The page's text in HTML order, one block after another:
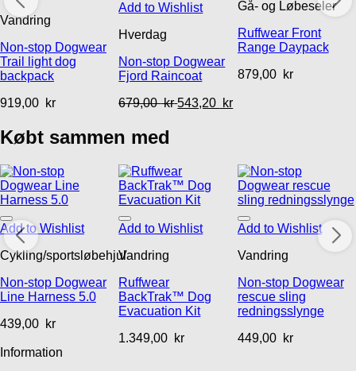
Vandring
Non-stop Dogwear
Trail light dog
backpack
919,00 kr
Add to Wishlist
Hverdag
Non-stop Dogwear
Fjord Raincoat
679,00kr 543,20 kr
Gå- og Løbeseler
Ruffwear Front
Range Daypack
879,00 kr
Købt sammen med
Add to Wishlist
Cykling/sportsløbehjul
Non-stop Dogwear
Line Harness 5.0
439,00 kr
Add to Wishlist
Vandring
Ruffwear
BackTrak™ Dog
Evacuation Kit
1.349,00 kr
Add to Wishlist
Vandring
Non-stop Dogwear
rescue sling
redningsslynge
449,00 kr
Information